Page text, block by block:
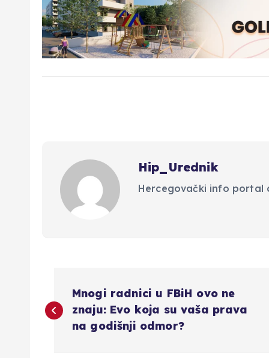
Hip_Urednik
Hercegovački info portal
a
Mnogi radnici u FBiH ovo ne
znaju: Evo koja su vaša prava
na godišnji odmor?